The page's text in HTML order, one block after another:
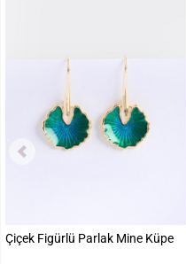
Çiçek Figürlü Parlak Mine Küpe